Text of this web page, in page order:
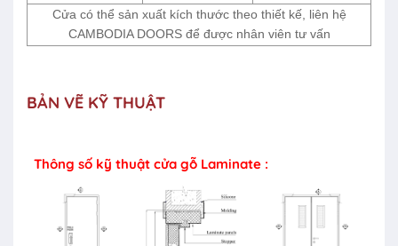
Cửa có thể sản xuất kích thước theo thiết kế, liên hệ
CAMBODIA DOORS để được nhân viên tư vấn
BẢN VẼ KỸ THUẬT
Thông số kỹ thuật cửa gỗ Laminate :